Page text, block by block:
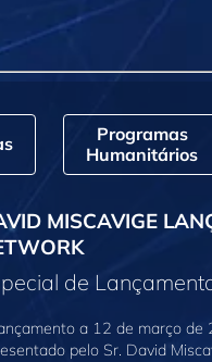
Programas
Humanitários
MISCAVIGE
de
a 12 de março
pelo Sr. David